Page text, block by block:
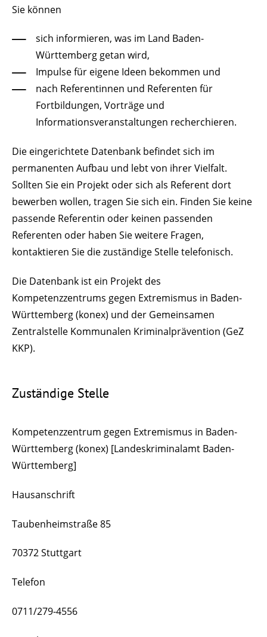
Sie können
sich informieren, was im Land Baden-
Württemberg getan wird,
Impulse für eigene Ideen bekommen und
nach Referentinnen und Referenten für
Fortbildungen, Vorträge und
Informationsveranstaltungen recherchieren.
Die eingerichtete Datenbank befindet sich im
permanenten Aufbau und lebt von ihrer Vielfalt.
Sollten Sie ein Projekt oder sich als Referent dort
bewerben wollen, tragen Sie sich ein. Finden Sie keine
passende Referentin oder keinen passenden
Referenten oder haben Sie weitere Fragen,
kontaktieren Sie die zuständige Stelle telefonisch.
Die Datenbank ist ein Projekt des
Kompetenzzentrums gegen Extremismus in Baden-
Württemberg (konex) und der Gemeinsamen
Zentralstelle Kommunalen Kriminalprävention (GeZ
KKP).
Zuständige Stelle
Kompetenzzentrum gegen Extremismus in Baden-
Württemberg (konex) [Landeskriminalamt Baden-
Württemberg]
Hausanschrift
Taubenheimstraße 85
70372 Stuttgart
Telefon
0711/279-4556